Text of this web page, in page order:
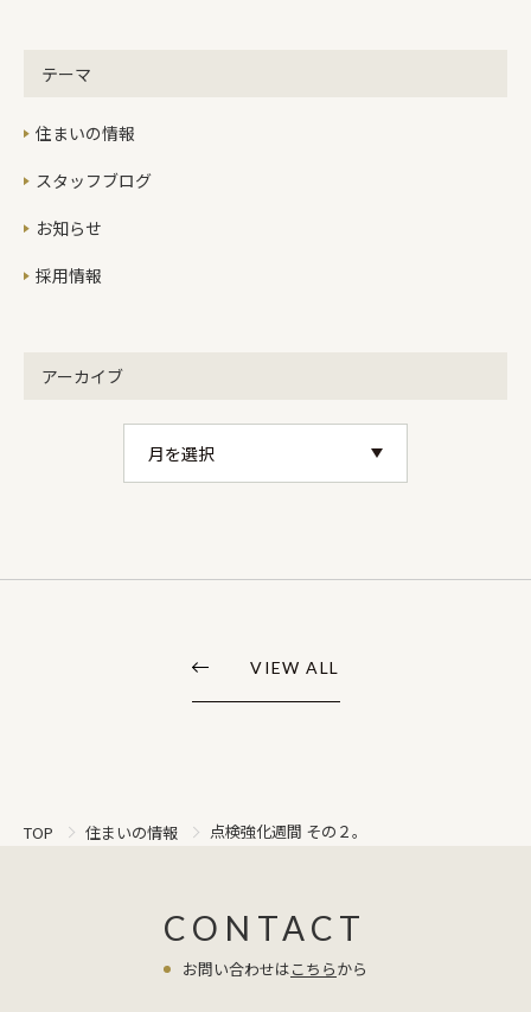
テーマ
住まいの情報
スタッフブログ
お知らせ
採用情報
アーカイブ
VIEW ALL
TOP 住まいの情報 点検強化週間 その２。
CONTACT
お問い合わせはこちらから